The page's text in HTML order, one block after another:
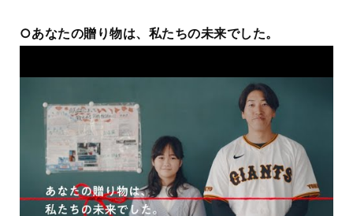
○あなたの贈り物は、私たちの未来でした。